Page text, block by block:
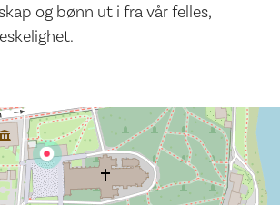
og bønn ut i fra vår felles,